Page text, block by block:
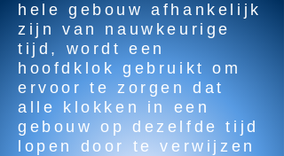
hele gebouw afhankelijk
zijn van nauwkeurige
tijd, wordt een
hoofdklok gebruikt om
ervoor te zorgen dat
alle klokken in een
gebouw op dezelfde tijd
lopen door te verwijzen